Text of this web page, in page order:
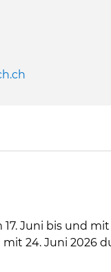
Juni bis und
mit 24. Juni 2026